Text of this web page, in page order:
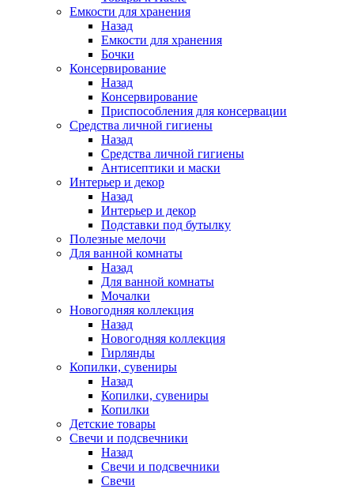
Емкости для хранения
Назад
Емкости для хранения
Бочки
Консервирование
Назад
Консервирование
Приспособления для консервации
Средства личной гигиены
Назад
Средства личной гигиены
Антисептики и маски
Интерьер и декор
Назад
Интерьер и декор
Подставки под бутылку
Полезные мелочи
Для ванной комнаты
Назад
Для ванной комнаты
Мочалки
Новогодняя коллекция
Назад
Новогодняя коллекция
Гирлянды
Копилки, сувениры
Назад
Копилки, сувениры
Копилки
Детские товары
Свечи и подсвечники
Назад
Свечи и подсвечники
Свечи